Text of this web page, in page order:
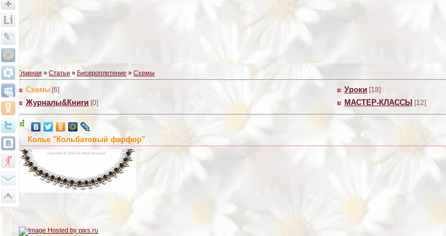
Главная » Статьи » Бисероплетение » Схемы
Схемы [6] Уроки [18]
Журналы&Книги [0] МАСТЕР-КЛАССЫ [12]
Колье "Кольбатовый фарфор"